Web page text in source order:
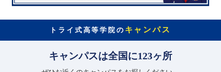
トライ式高等学院の キャンパス
キャンパスは全国に123ヶ所